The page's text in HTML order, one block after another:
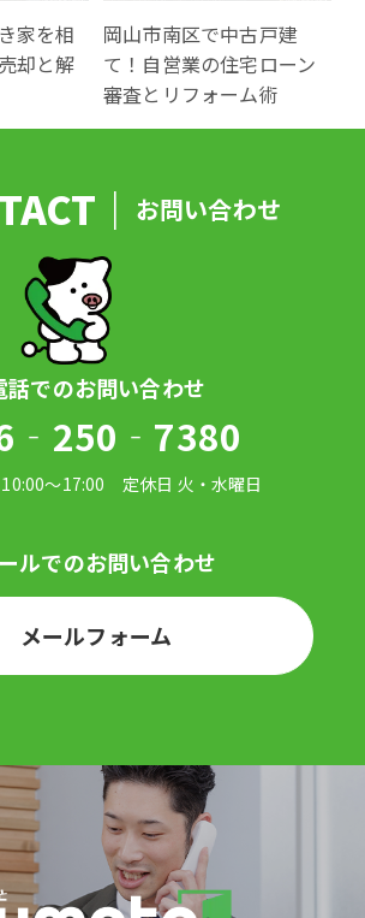
家を相
却と解
岡山市南区で中古戸建
て！自営業の住宅ローン
審査とリフォーム術
お問い合わせ
メールフォーム